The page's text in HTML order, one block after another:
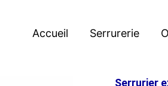
Accueil Serrurerie
Serrurier